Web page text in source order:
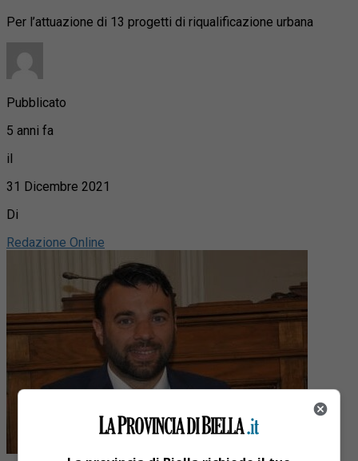
Per l’attuazione di 13 progetti di riqualificazione urbana
Pubblicato
5 anni fa
il
31 Dicembre 2021
Di
Redazione Online